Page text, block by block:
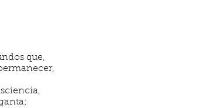
que,